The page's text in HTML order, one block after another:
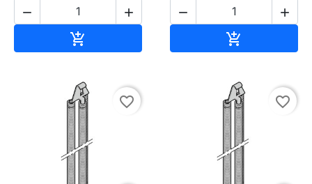
 

 

favorite_border favorite_border